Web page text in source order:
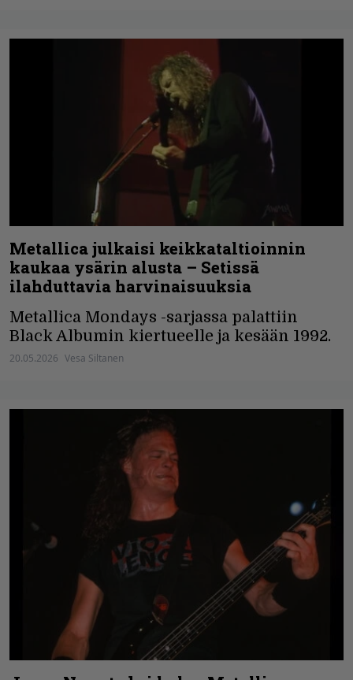
Metallica julkaisi keikkataltioinnin
kaukaa ysärin alusta – Setissä
ilahduttavia harvinaisuuksia
Metallica Mondays -sarjassa palattiin
Black Albumin kiertueelle ja kesään 1992.
20.05.2026 Vesa Siltanen